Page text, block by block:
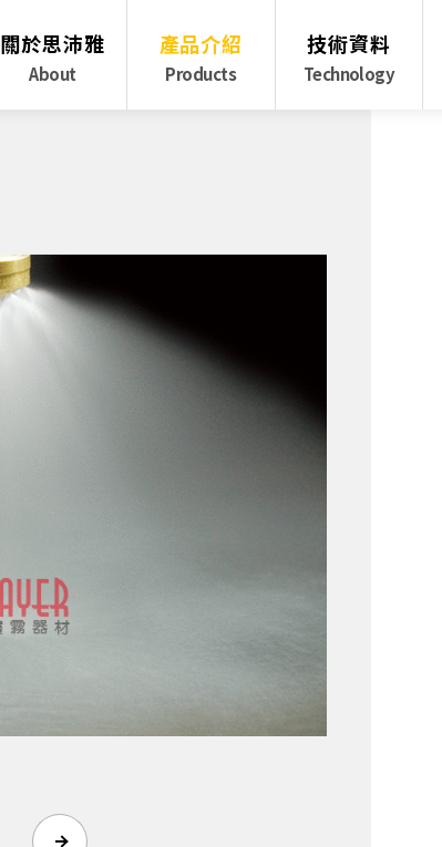
關於思沛雅
About
產品介紹
Products
技術資料
Technology